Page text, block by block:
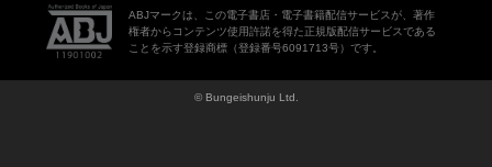
ABJマークは、この電子書店・電子書籍配信サービスが、著作
権者からコンテンツ使用許諾を得た正規版配信サービスである
ことを示す登録商標（登録番号6091713号）です。
© Bungeishunju Ltd.